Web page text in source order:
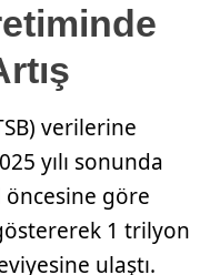
Ağrı
Amasya
Ankara
Antalya
Artvin
Aydın
verilerine
yılı sonunda
göre
1 trilyon
ulaştı.